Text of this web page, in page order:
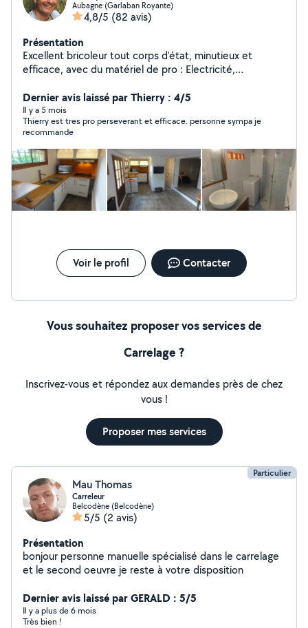
Aubagne (Garlaban Royante)
4,8/5 (82 avis)
Présentation
Excellent bricoleur tout corps d'état, minutieux et
efficace, avec du matériel de pro : Electricité,
de cuisine, placard et salle de bain, Plomberie, piscine.
Mes amis et voisins m'appellent Mac Gyver.
Dernier avis laissé par Thierry : 4/5
Il y a 5 mois
Thierry est tres pro perseverant et efficace. personne sympa je
recommande
Voir le profil Contacter
Vous souhaitez proposer vos services de
Carrelage ?
Inscrivez-vous et répondez aux demandes près de chez
vous !
Proposer mes services
Particulier
Mau Thomas
Carreleur
Belcodène (Belcodène)
5/5 (2 avis)
Présentation
bonjour personne manuelle spécialisé dans le carrelage
et le second oeuvre je reste à votre disposition
Dernier avis laissé par GERALD : 5/5
Il y a plus de 6 mois
Très bien !